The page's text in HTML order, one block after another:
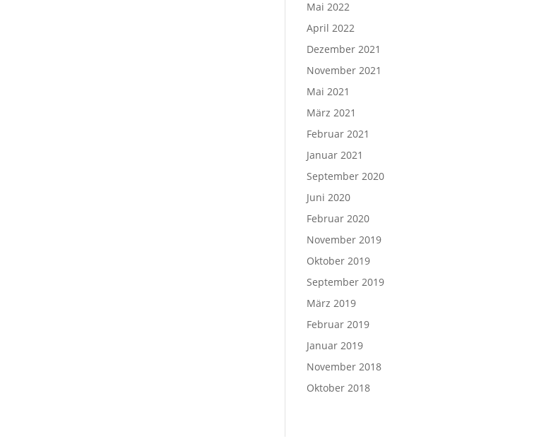
Mai 2022
April 2022
Dezember 2021
November 2021
Mai 2021
März 2021
Februar 2021
Januar 2021
September 2020
Juni 2020
Februar 2020
November 2019
Oktober 2019
September 2019
März 2019
Februar 2019
Januar 2019
November 2018
Oktober 2018